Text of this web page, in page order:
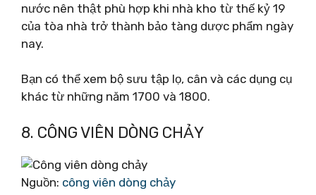
nước nên thật phù hợp khi nhà kho từ thế kỷ 19
của tòa nhà trở thành bảo tàng dược phẩm ngày
nay.
Bạn có thể xem bộ sưu tập lọ, cân và các dụng cụ
khác từ những năm 1700 và 1800.
8. CÔNG VIÊN DÒNG CHẢY
Nguồn: công viên dòng chảy